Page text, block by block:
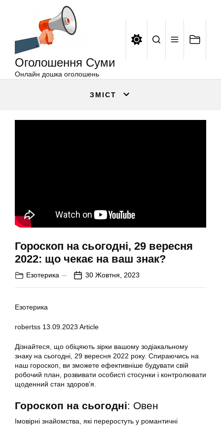
Оголошення Суми
Онлайн дошка оголошень
ЗМІСТ
Гороскоп на сьогодні, 29 вересня
2022: що чекає на ваш знак?
Езотерика 30 Жовтня, 2023
Езотерика
robertss 13.09.2023 Article
Дізнайтеся, що обіцяють зірки вашому зодіакальному
знаку на сьогодні, 29 вересня 2022 року. Спираючись на
наш гороскоп, ви зможете ефективніше будувати свій
робочий план, розвивати особисті стосунки і контролювати
щоденний стан здоров’я.
Гороскоп на сьогодні: Овен
Імовірні знайомства, які переростуть у романтичні